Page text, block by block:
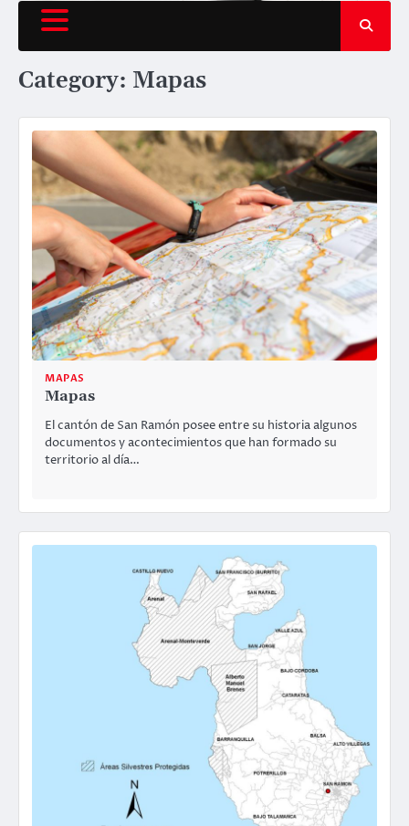
Category: Mapas
MAPAS
Mapas
El cantón de San Ramón posee entre su historia algunos
documentos y acontecimientos que han formado su
territorio al día…